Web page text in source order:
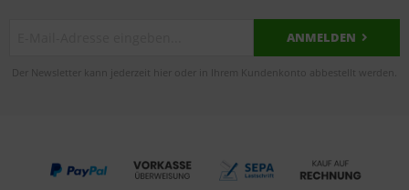
ANMELDEN
Der Newsletter kann jederzeit hier oder in Ihrem Kundenkonto abbestellt werden.